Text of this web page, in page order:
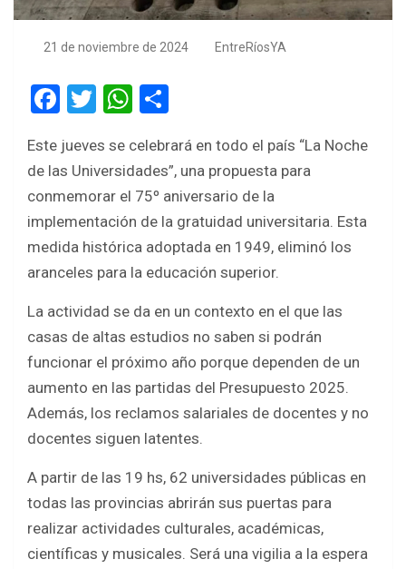
21 de noviembre de 2024 EntreRíosYA
F
ce
b
o
o
k
T
tt
er
W
at
s
A
p
p
ar
e
Este jueves se celebrará en todo el país “La Noche
de las Universidades”, una propuesta para
conmemorar el 75º aniversario de la
implementación de la gratuidad universitaria. Esta
medida histórica adoptada en 1949, eliminó los
aranceles para la educación superior.
La actividad se da en un contexto en el que las
casas de altas estudios no saben si podrán
funcionar el próximo año porque dependen de un
aumento en las partidas del Presupuesto 2025.
Además, los reclamos salariales de docentes y no
docentes siguen latentes.
A partir de las 19 hs, 62 universidades públicas en
todas las provincias abrirán sus puertas para
realizar actividades culturales, académicas,
científicas y musicales. Será una vigilia a la espera